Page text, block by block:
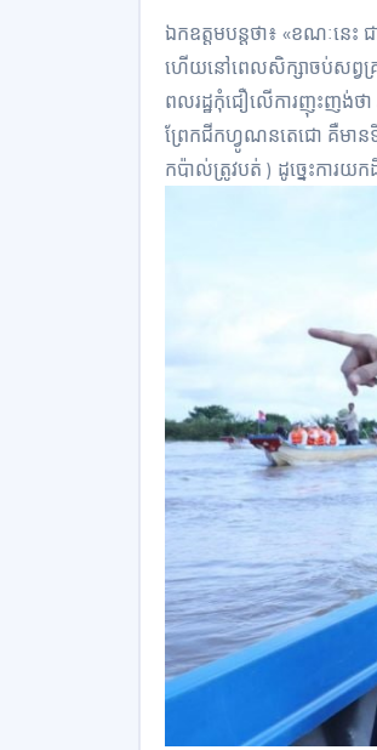
ឯកឧត្តម​បន្តថា​៖ «ខណៈ​នេះ
ហើយ​នៅពេល​សិក្សា​ចប់សព្វគ្
ពលរដ្ឋ​កុំ​ជឿ​​លើការញុះញង់ថ
ព្រែកជីក​ហ្វូណន​តេ​ជោ គឺមានទី
កប៉ាល់​ត្រូវបត់ ) ដូច្នេះ​ការ